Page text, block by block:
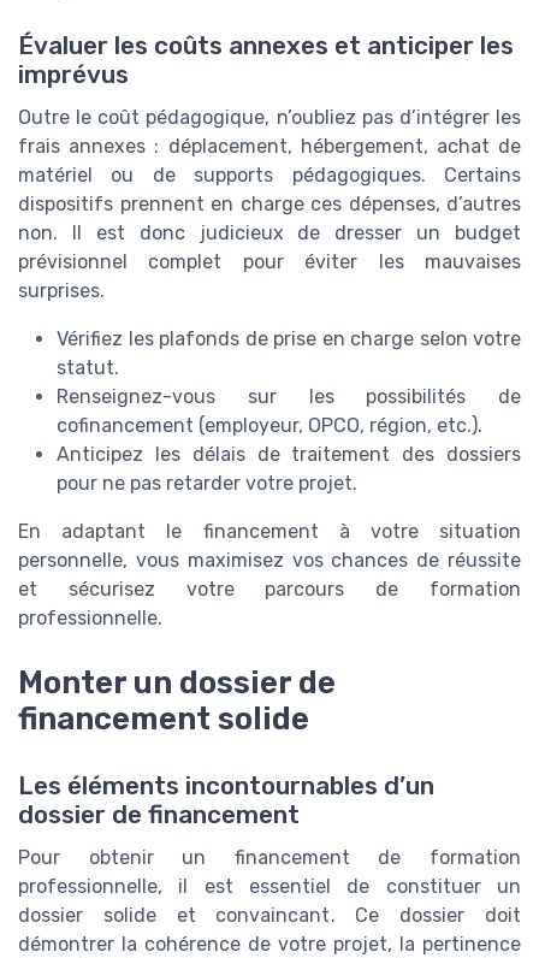
Évaluer les coûts annexes et anticiper les
imprévus
Outre le coût pédagogique, n’oubliez pas d’intégrer les
frais annexes : déplacement, hébergement, achat de
matériel ou de supports pédagogiques. Certains
dispositifs prennent en charge ces dépenses, d’autres
non. Il est donc judicieux de dresser un budget
prévisionnel complet pour éviter les mauvaises
surprises.
Vérifiez les plafonds de prise en charge selon votre
statut.
Renseignez-vous sur les possibilités de
cofinancement (employeur, OPCO, région, etc.).
Anticipez les délais de traitement des dossiers
pour ne pas retarder votre projet.
En adaptant le financement à votre situation
personnelle, vous maximisez vos chances de réussite
et sécurisez votre parcours de formation
professionnelle.
Monter un dossier de
financement solide
Les éléments incontournables d’un
dossier de financement
Pour obtenir un financement de formation
professionnelle, il est essentiel de constituer un
dossier solide et convaincant. Ce dossier doit
démontrer la cohérence de votre projet, la pertinence